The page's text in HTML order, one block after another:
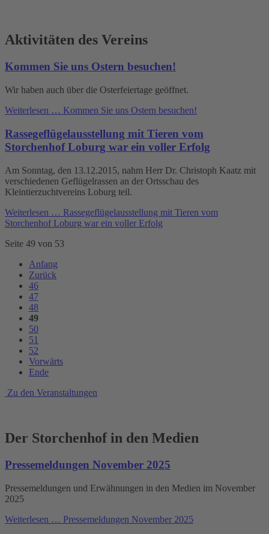
Aktivitäten des Vereins
Kommen Sie uns Ostern besuchen!
Wir haben auch über die Osterfeiertage geöffnet.
Weiterlesen … Kommen Sie uns Ostern besuchen!
Rassegeflügel­ausstellung mit Tieren vom
Storchenhof Loburg war ein voller Erfolg
Am Sonntag, den 13.12.2015, nahm Herr Dr. Christoph Kaatz mit
verschiedenen Geflügelrassen an der Ortsschau des
Kleintierzuchtvereins Loburg teil.
Weiterlesen … Rassegeflügel­ausstellung mit Tieren vom
Storchenhof Loburg war ein voller Erfolg
Seite 49 von 53
Anfang
Zurück
46
47
48
49
50
51
52
Vorwärts
Ende
Zu den Veranstaltungen
Der Storchenhof in den Medien
Pressemeldungen November 2025
Pressemeldungen und Erwähnungen in den Medien im November
2025
Weiterlesen … Pressemeldungen November 2025